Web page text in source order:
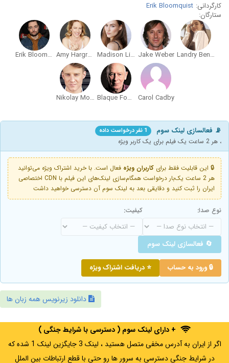
کارگردانی: Erik Bloomquist
ستارگان:
Landry Bender
Jake Weber
Madison Lintz
Amy Hargreaves
Erik Bloomquist
Carol Cadby
Blaque Fowler
Nikolay Moss
📡 فعالسازی لینک سوم 1 نفر درخواست داده
، هر 2 ساعت یک فیلم برای یک کاربر ویژه
🔒 این قابلیت فقط برای کاربران ویژه فعال است. با خرید اشتراک ویژه می‌توانید
هر 2 ساعت یک‌بار درخواست همگام‌سازی لینک‌های این فیلم با CDN اختصاصی
ایران را ثبت کنید و دقایقی بعد به لینک سوم آن دسترسی خواهید داشت
نوع صدا: کیفیت:
🔄 فعالسازی لینک سوم
🔒 ورود به حساب ⭐ دریافت اشتراک ویژه
دانلود زیرنویس همه زبان ها
+ دارای لینک سوم ( دسترسی با شرایط جنگی )
اگر از ایران به آدرس مخفی متصل هستید ، لینک 3 جایگزین لینک 1 شده که
در شرایط جنگی دسترسی به سرور ها رو حتی با قطع ارتباطات بین الملل